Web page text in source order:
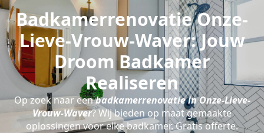
Badkamerrenovatie Onze-
Lieve-Vrouw-Waver: Jouw
Droom Badkamer
Realiseren
Op zoek naar eenbadkamerrenovatie in Onze-Lieve-
Vrouw-Waver? Wij bieden op maat gemaakte
oplossingen voor elke badkamer. Gratis offerte.